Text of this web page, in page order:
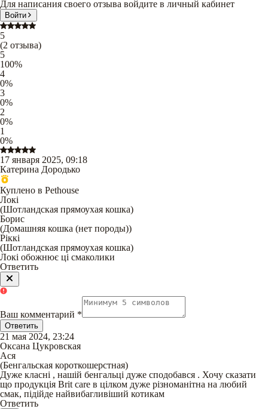
Для написания своего отзыва войдите в личный кабинет
Войти
5
(2 отзыва)
5
100%
4
0%
3
0%
2
0%
1
0%
17 января 2025, 09:18
Катерина Дородько
Куплено в Pethouse
Локі
(Шотландская прямоухая кошка)
Борис
(Домашняя кошка (нет породы))
Ріккі
(Шотландская прямоухая кошка)
Локі обожнює ці смаколики
Ответить
Ваш комментарий *
Ответить
21 мая 2024, 23:24
Оксана Цукровская
Ася
(Бенгальская короткошерстная)
Дуже класні , нашій бенгальці дуже сподобався . Хочу сказати
що продукція Brit care в цілком дуже різноманітна на любий
смак, підійде найвибагливіший котикам
Ответить